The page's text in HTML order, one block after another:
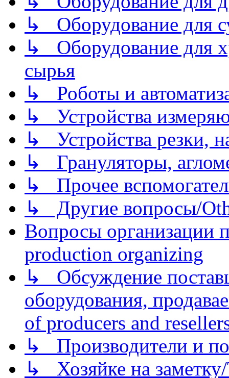
↳ Оборудование для
↳ Оборудование для
сырья
↳ Роботы и
↳ Устройства
↳ Устройства резки,
↳ Грануляторы,
↳ Прочее
↳ Другие вопросы/
Вопросы организации
production organizing
↳ Обсуждение
оборудования,
of producers and
↳ Производители и
↳ Хозяйке на